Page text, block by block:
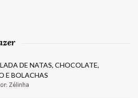
DE NATAS, CHOCOLATE,
E BOLACHAS
Zélinha